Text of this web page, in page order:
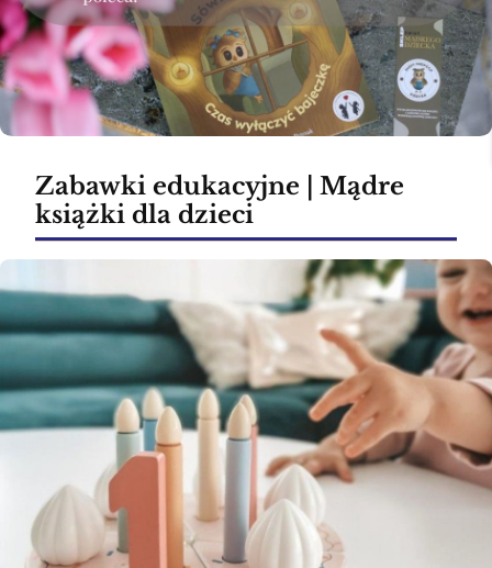
Zabawki edukacyjne | Mądre
książki dla dzieci